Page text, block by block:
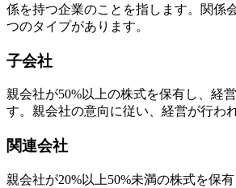
係を持つ企業のことを指します。関係
つのタイプがあります。
子会社
親会社が50%以上の株式を保有し、経
す。親会社の意向に従い、経営が行わ
関連会社
親会社が20%以上50%未満の株式を保